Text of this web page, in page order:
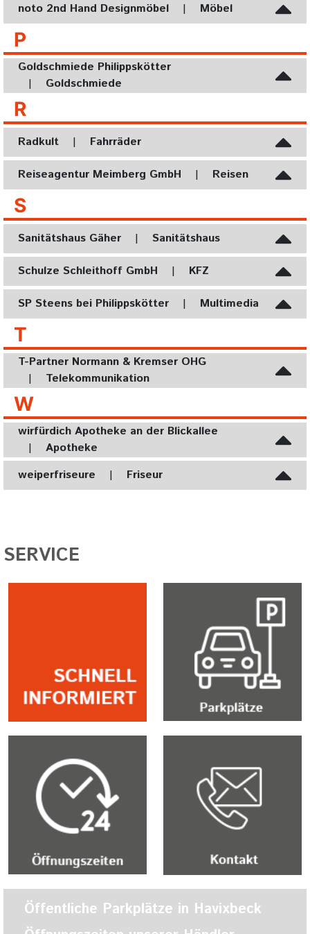
noto 2nd Hand Designmöbel | Möbel
P
Goldschmiede Philippskötter
|
Goldschmiede
R
Radkult | Fahrräder
Reiseagentur Meimberg GmbH | Reisen
S
Sanitätshaus Gäher | Sanitätshaus
Schulze Schleithoff GmbH | KFZ
SP Steens bei Philippskötter | Multimedia
T
T-Partner Normann & Kremser OHG
|
Telekommunikation
W
wirfürdich Apotheke an der Blickallee
|
Apotheke
weiperfriseure
| Friseur
SERVICE
Öffentliche Parkplätze in Havixbeck